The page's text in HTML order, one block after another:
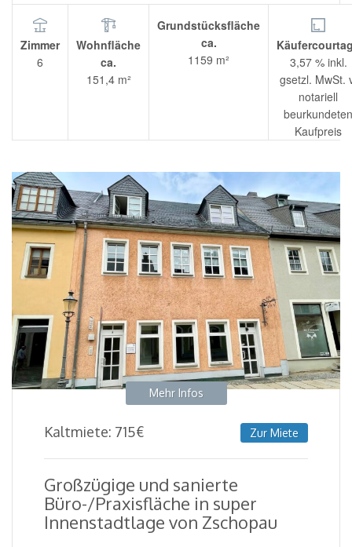
Zimmer
6
Wohnfläche
ca.
151,4 m²
Grundstücksfläche
ca.
1159 m²
3,57 % inkl.
gsetzl. MwSt.
notariell
beurkundeten
Kaufpreis
Mehr Infos
Kaltmiete: 715€ Zur Miete
Großzügige und sanierte
Büro-/Praxisfläche in super
Innenstadtlage von Zschopau